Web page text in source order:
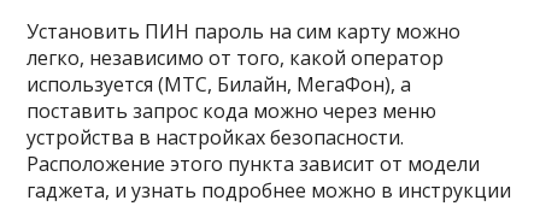
Установить ПИН пароль на сим карту можно
легко, независимо от того, какой оператор
используется (МТС, Билайн, МегаФон), а
поставить запрос кода можно через меню
устройства в настройках безопасности.
Расположение этого пункта зависит от модели
гаджета, и узнать подробнее можно в инструкции